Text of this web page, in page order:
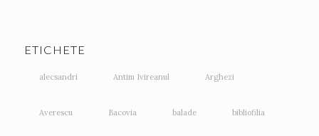
ETICHETE
alecsandri Antim Ivireanul Arghezi
Averescu Bacovia balade bibliofilia